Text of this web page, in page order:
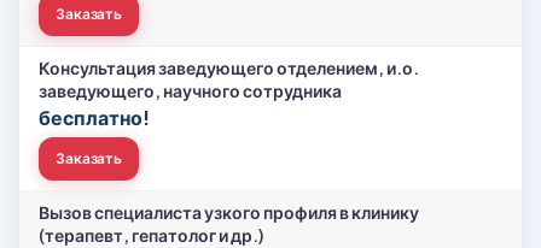
Заказать
Консультация заведующего отделением, и.о.
заведующего, научного сотрудника
бесплатно!
Заказать
Вызов специалиста узкого профиля в клинику
(терапевт, гепатолог и др.)